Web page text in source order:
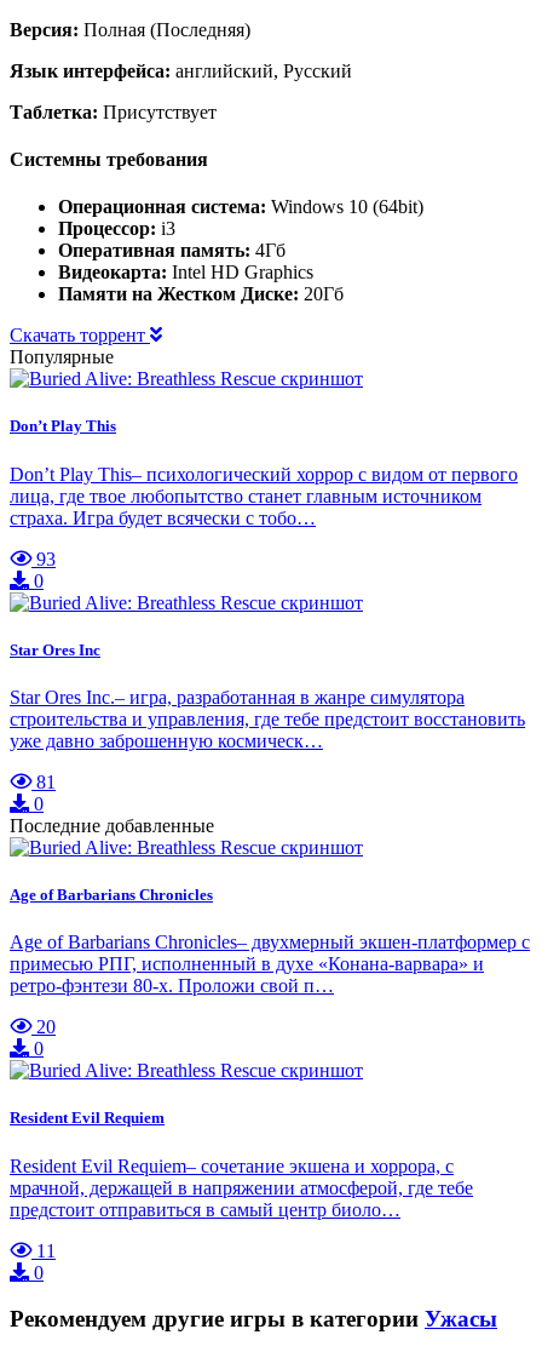
Версия: Полная (Последняя)
Язык интерфейса: английский, Русский
Таблетка: Присутствует
Системны требования
Операционная система: Windows 10 (64bit)
Процессор: i3
Оперативная память: 4Гб
Видеокарта: Intel HD Graphics
Памяти на Жестком Диске: 20Гб
Скачать торрент
Популярные
Don’t Play This
Don’t Play This– психологический хоррор с видом от первого
лица, где твое любопытство станет главным источником
страха. Игра будет всячески с тобо…
93
0
Star Ores Inc
Star Ores Inc.– игра, разработанная в жанре симулятора
строительства и управления, где тебе предстоит восстановить
уже давно заброшенную космическ…
81
0
Последние добавленные
Age of Barbarians Chronicles
Age of Barbarians Chronicles– двухмерный экшен-платформер с
примесью РПГ, исполненный в духе «Конана-варвара» и
ретро-фэнтези 80-х. Проложи свой п…
20
0
Resident Evil Requiem
Resident Evil Requiem– сочетание экшена и хоррора, с
мрачной, держащей в напряжении атмосферой, где тебе
предстоит отправиться в самый центр биоло…
11
0
Рекомендуем другие игры в категории Ужасы